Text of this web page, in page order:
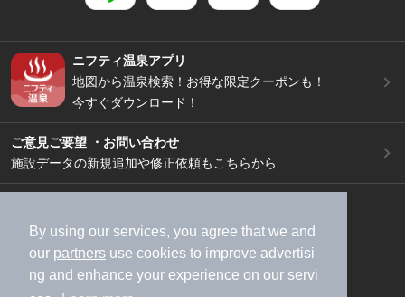
By using our services, you agree that we and
our partners use cookies to improve advertisi
ng and enhance your experience on our servi
ニフティ温泉アプリ
地図から温泉検索！お得な限定クーポンも！
今すぐダウンロード！
ご意見ご要望 ・お問い合わせ
施設データの新規追加や修正依頼もこちらから
加盟店募集（資料請求）
広告出稿のご案内
利用規約
ライフスタイルMEMBERS+規約
特定商取引法に基づく表記
ヘルプ 採用情報